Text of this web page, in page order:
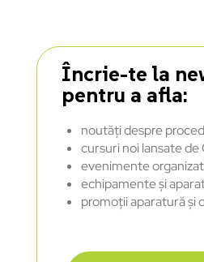
Încrie-te la
pentru a afla:
noutăți despre
cursuri noi lansate de
evenimente
echipamente și
promoții aparatură și